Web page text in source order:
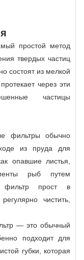
простой метод
твердых частиц
состоят из мелкой
через эти
частицы
обычно
из пруда для
опавшие листья,
рыб путем
фильтр прост в
чистить,
— это обычный
подходит для
губки, которая